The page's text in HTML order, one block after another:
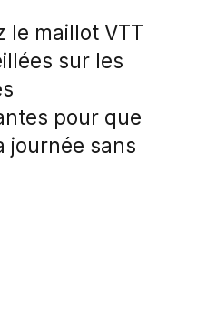
le maillot VTT
sur les
pour que
journée sans